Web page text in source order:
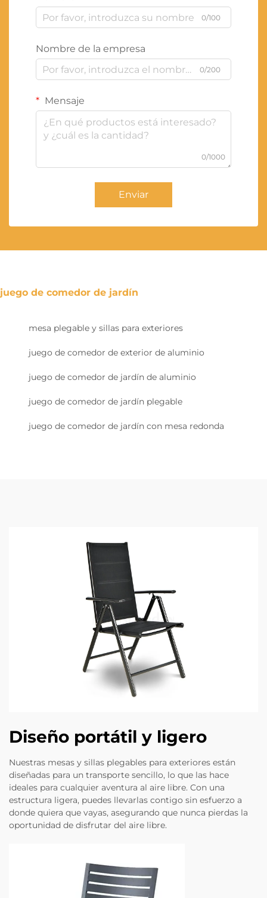
0/100
Nombre de la empresa
0/200
Mensaje
0/1000
Enviar
juego de comedor de jardín
mesa plegable y sillas para exteriores
juego de comedor de exterior de aluminio
juego de comedor de jardín de aluminio
juego de comedor de jardín plegable
juego de comedor de jardín con mesa redonda
Diseño portátil y ligero
Nuestras mesas y sillas plegables para exteriores están
diseñadas para un transporte sencillo, lo que las hace
ideales para cualquier aventura al aire libre. Con una
estructura ligera, puedes llevarlas contigo sin esfuerzo a
donde quiera que vayas, asegurando que nunca pierdas la
oportunidad de disfrutar del aire libre.